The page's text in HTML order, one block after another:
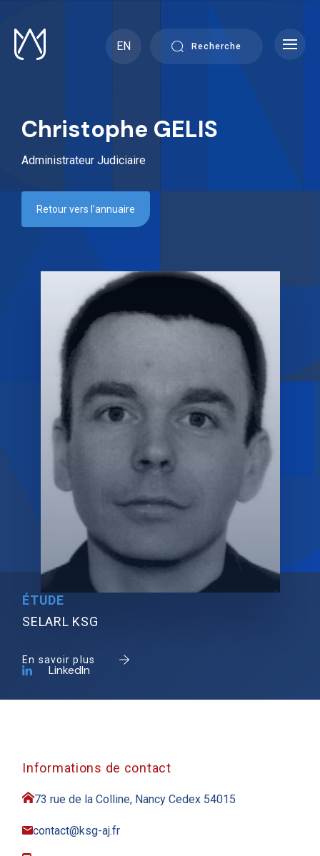
content
EN
Recherche
Christophe GELIS
Administrateur Judiciaire
Retour vers l’annuaire
ÉTUDE
SELARL KSG
En savoir plus
LinkedIn
Informations de contact
73 rue de la Colline, Nancy Cedex 54015
contact@ksg-aj.fr